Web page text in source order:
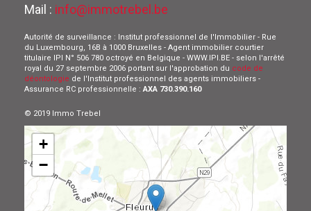
Mail : info@immotrebel.be
Autorité de surveillance : Institut professionnel de l'Immobilier - Rue
du Luxembourg, 16B à 1000 Bruxelles - Agent immobilier courtier
titulaire IPI N° 506 780 octroyé en Belgique - WWW.IPI.BE - selon l'arrêté
royal du 27 septembre 2006 portant sur l'approbation du code de
déontologie de l'Institut professionnel des agents immobiliers -
Assurance RC professionnelle :AXA 730.390.160
© 2019 Immo Trebel
+
−